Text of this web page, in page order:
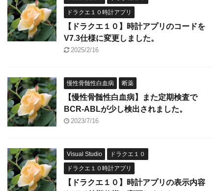
ドラクエ１０時計アプリ
【ドラクエ１０】時計アプリのコードを
V7.3仕様に変更しました。
2025/2/16
慢性骨髄性白血病 断薬
【慢性骨髄性白血病】また定期検査で
BCR-ABLが少し検出されました。
2023/7/16
Visual Studio ドラクエ１０
ドラクエ１０時計アプリ
【ドラクエ１０】時計アプリの表示内容